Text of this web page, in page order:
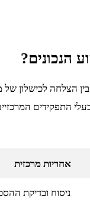
הנכונים?
הצלחה לכישלון של
התפקידים
אחריות מרכזית
ניסוח ובדיקת